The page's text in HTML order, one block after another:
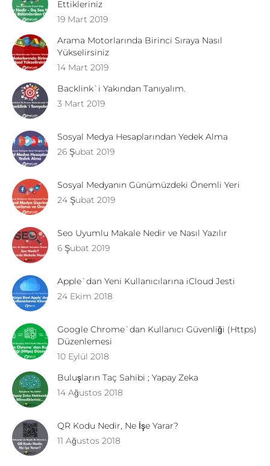
Ettikleriniz
19 Mart 2019
Arama Motorlarında Birinci Sıraya Nasıl
Yükselirsiniz
14 Mart 2019
Backlink`i Yakından Tanıyalım.
3 Mart 2019
Sosyal Medya Hesaplarından Yedek Alma
26 Şubat 2019
Sosyal Medyanın Günümüzdeki Önemli Yeri
24 Şubat 2019
Seo Uyumlu Makale Nedir ve Nasıl Yazılır
6 Şubat 2019
Apple`dan Yeni Kullanıcılarına iCloud Jesti
24 Ekim 2018
Google Chrome`dan Kullanıcı Güvenliği (Https)
Düzenlemesi
10 Eylül 2018
Buluşların Taç Sahibi ; Yapay Zeka
14 Ağustos 2018
QR Kodu Nedir, Ne İşe Yarar?
11 Ağustos 2018